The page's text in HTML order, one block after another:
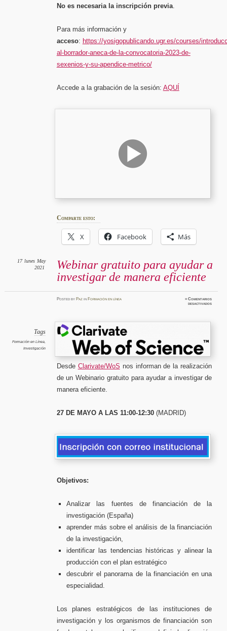
No es necesaria la inscripción previa.
Para más información y
acceso: https://yosigopublicando.ugr.es/courses/
al-borrador-aneca-de-la-convocatoria-2023-de-
sexenios-y-su-apendice-metrico/
Accede a la grabación de la sesión: AQUÍ
Comparte esto:
X Facebook Más
Webinar gratuito para ayudar a
investigar de manera eficiente
17 lunes May
2021
Postedby Paz in Formación en línea ≈Comentarios
desactivadosen
Tags
Formación en Línea,
Investigación
Desde Clarivate/WoS nos informan de la realización
de un Webinario gratuito para ayudar a investigar de
manera eficiente.
27 DE MAYO A LAS 11:00-12:30(MADRID)
Objetivos:
Analizar las fuentes de financiación de la
investigación (España)
aprender más sobre el análisis de la financiación
de la investigación,
identificar las tendencias históricas y alinear la
producción con el plan estratégico
descubrir el panorama de la financiación en una
especialidad.
Los planes estratégicos de las instituciones de
investigación y los organismos de financiación son